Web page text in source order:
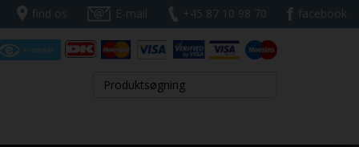
find os E-mail +45 87 10 98 70 facebook